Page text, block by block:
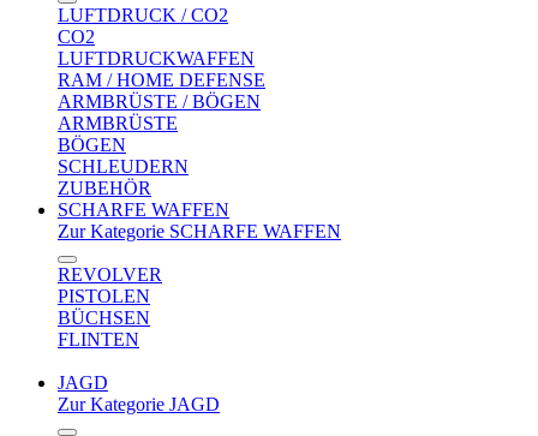
LUFTDRUCK / CO2
CO2
LUFTDRUCKWAFFEN
RAM / HOME DEFENSE
ARMBRÜSTE / BÖGEN
ARMBRÜSTE
BÖGEN
SCHLEUDERN
ZUBEHÖR
SCHARFE WAFFEN
Zur Kategorie SCHARFE WAFFEN
REVOLVER
PISTOLEN
BÜCHSEN
FLINTEN
JAGD
Zur Kategorie JAGD